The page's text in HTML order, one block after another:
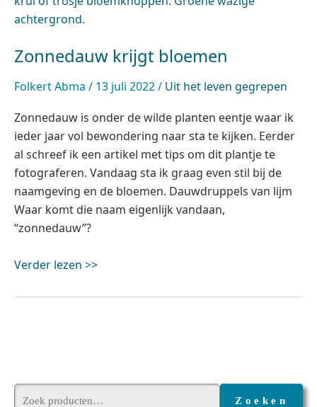
Zoeken
Zonnedauw krijgt bloemen
Folkert Abma / 13 juli 2022/ Uit het leven gegrepen
Zonnedauw is onder de wilde planten eentje waar ik
ieder jaar vol bewondering naar sta te kijken. Eerder
al schreef ik een artikel met tips om dit plantje te
fotograferen. Vandaag sta ik graag even stil bij de
naamgeving en de bloemen. Dauwdruppels van lijm
Waar komt die naam eigenlijk vandaan,
“zonnedauw”?
Verder lezen >>